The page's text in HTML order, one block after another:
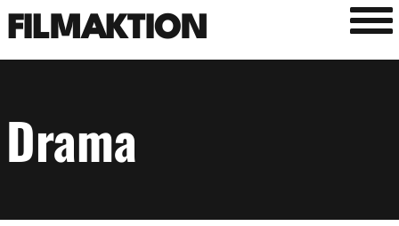
FILMAKTION
Drama